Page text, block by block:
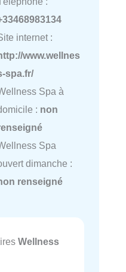
internet :
www.wellnes
spa.fr/
Spa à
: non
Spa
dimanche :
renseigné
Wellness